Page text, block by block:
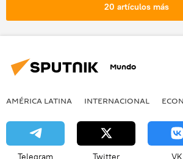
Fondo Monetario Internacional (FMI)
ayuda financiera
Unión Europea (UE)
20 artículos más
Mundo
AMÉRICA LATINA INTERNACIONAL
Telegram Twitter VK